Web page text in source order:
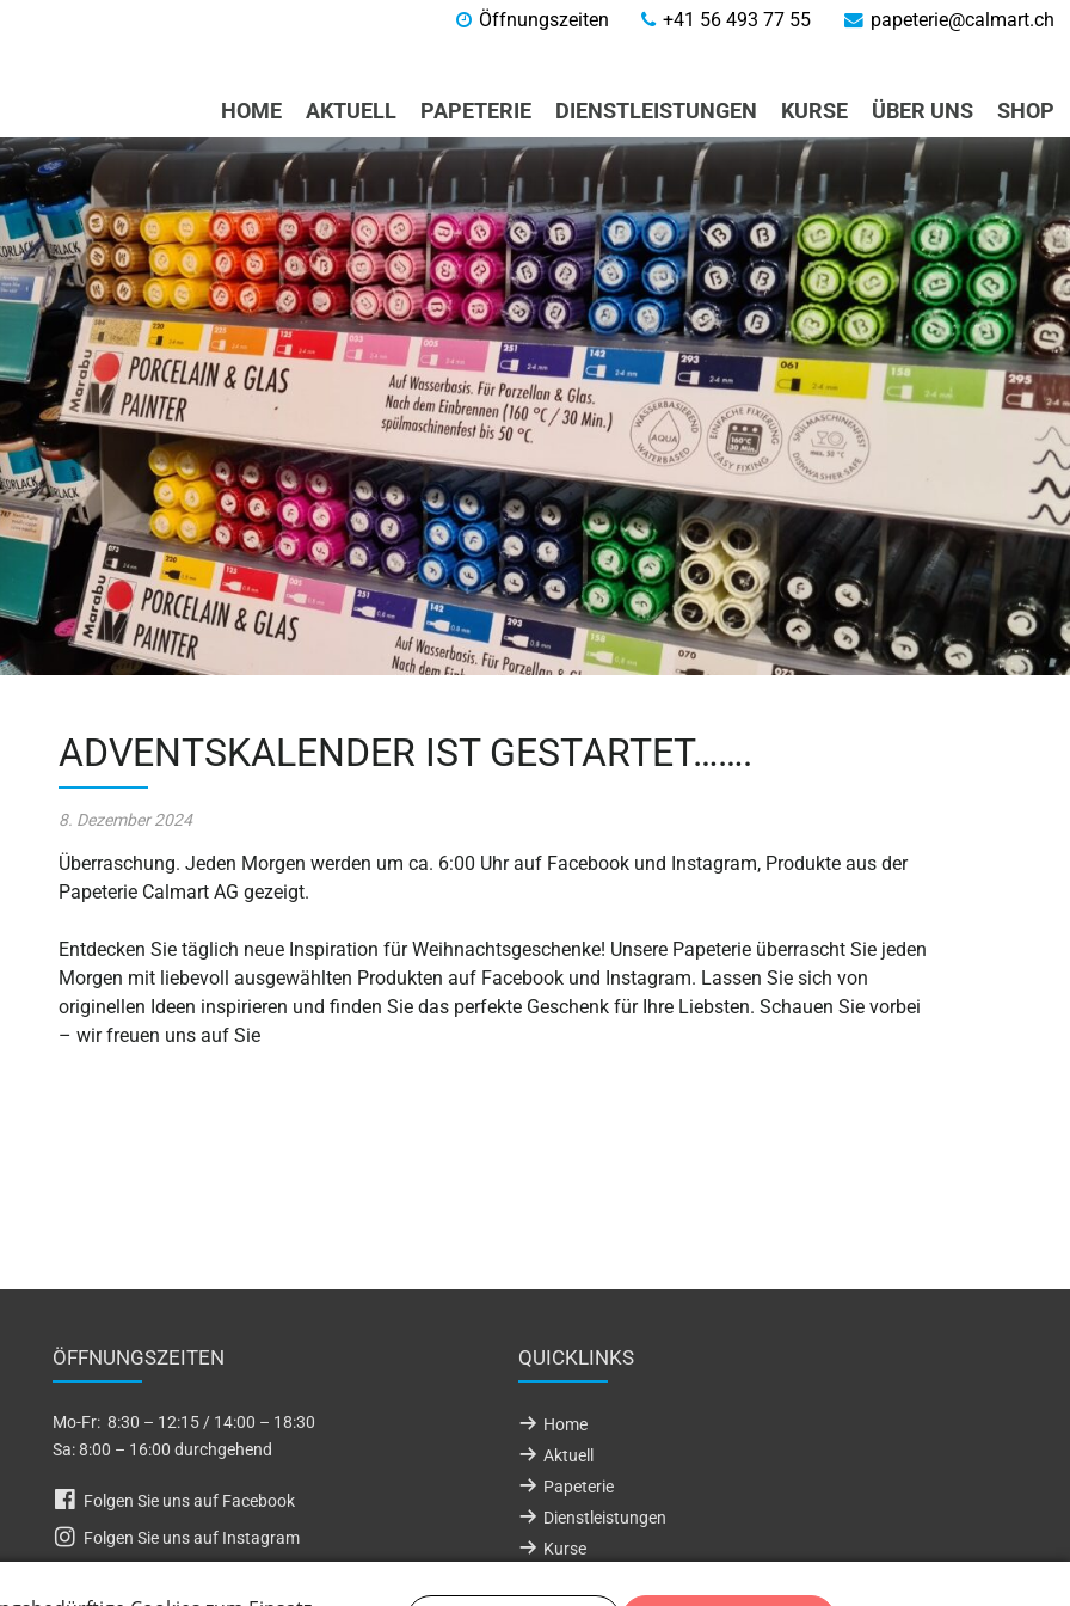
Öffnungszeiten +41 56 493 77 55 papeterie@calmart.ch
HOME AKTUELL PAPETERIE DIENSTLEISTUNGEN KURSE ÜBER UNS SHOP
ADVENTSKALENDER IST GESTARTET…….
8. Dezember 2024
Überraschung. Jeden Morgen werden um ca. 6:00 Uhr auf Facebook und Instagram, Produkte aus der
Papeterie Calmart AG gezeigt.
Entdecken Sie täglich neue Inspiration für Weihnachtsgeschenke! Unsere Papeterie überrascht Sie jeden
Morgen mit liebevoll ausgewählten Produkten auf Facebook und Instagram. Lassen Sie sich von
originellen Ideen inspirieren und finden Sie das perfekte Geschenk für Ihre Liebsten. Schauen Sie vorbei
– wir freuen uns auf Sie
ÖFFNUNGSZEITEN
Mo-Fr: 8:30 – 12:15 / 14:00 – 18:30
Sa: 8:00 – 16:00 durchgehend
Folgen Sie uns auf Facebook
Folgen Sie uns auf Instagram
QUICKLINKS
Home
Aktuell
Papeterie
Dienstleistungen
Kurse
uns